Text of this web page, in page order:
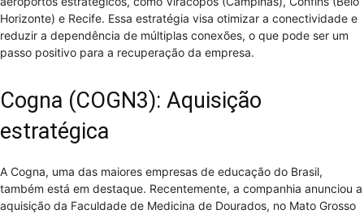
Horizonte) e Recife. Essa estratégia visa otimizar a conectividade e
reduzir a dependência de múltiplas conexões, o que pode ser um
passo positivo para a recuperação da empresa.
Cogna (COGN3): Aquisição
estratégica
A Cogna, uma das maiores empresas de educação do Brasil,
também está em destaque. Recentemente, a companhia anunciou a
aquisição da Faculdade de Medicina de Dourados, no Mato Grosso